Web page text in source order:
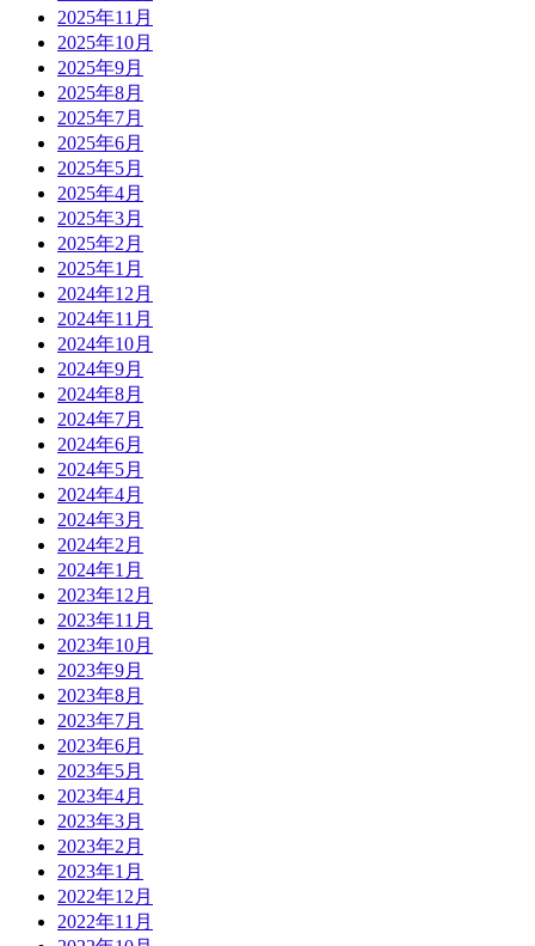
2025年11月
2025年10月
2025年9月
2025年8月
2025年7月
2025年6月
2025年5月
2025年4月
2025年3月
2025年2月
2025年1月
2024年12月
2024年11月
2024年10月
2024年9月
2024年8月
2024年7月
2024年6月
2024年5月
2024年4月
2024年3月
2024年2月
2024年1月
2023年12月
2023年11月
2023年10月
2023年9月
2023年8月
2023年7月
2023年6月
2023年5月
2023年4月
2023年3月
2023年2月
2023年1月
2022年12月
2022年11月